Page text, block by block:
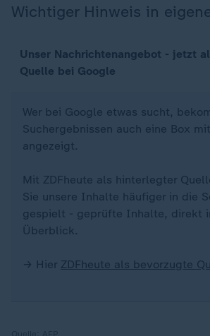
Wichtiger Hinweis in
Unser Nachrichtenangebot - jetzt
Quelle bei Google
Wer bei Google etwas sucht,
Suchergebnissen auch eine Box
angezeigt.
Mit ZDFheute als hinterlegter
Sie unsere Inhalte häufiger in die
gespielt - geprüfte Inhalte, direkt
Überblick.
→ Hier ZDFheute als bevorzugte